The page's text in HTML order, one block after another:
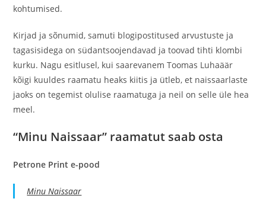
kohtumised.
Kirjad ja sõnumid, samuti blogipostitused arvustuste ja
tagasisidega on südantsoojendavad ja toovad tihti klombi
kurku. Nagu esitlusel, kui saarevanem Toomas Luhaäär
kõigi kuuldes raamatu heaks kiitis ja ütleb, et naissaarlaste
jaoks on tegemist olulise raamatuga ja neil on selle üle hea
meel.
“Minu Naissaar” raamatut saab osta
Petrone Print e-pood
Minu Naissaar